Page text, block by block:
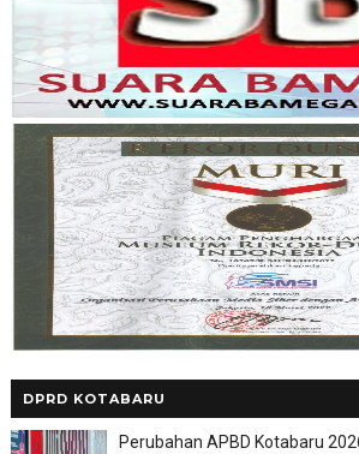
DPRD KOTABARU
Perubahan APBD Kotabaru